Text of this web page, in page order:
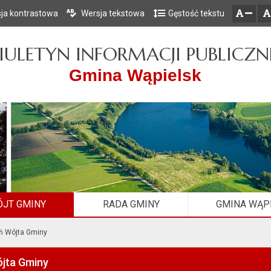
Przejdź do głównego menu
Przejdź do treści
Przejdź do mapy serwisu
kontrastowa Wersja tekstowa Gęstość tekstu
INFORMACJI
Gmina Wąpielsk
GMINY RADA GMINY GMINA
Wójta Gminy
Gminy